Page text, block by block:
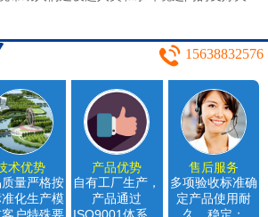
15638832576
术优势
量严格按
化生产模
产品优势
自有工厂生产，
产品通过
售后服务
多项验收标准确
定产品使用耐